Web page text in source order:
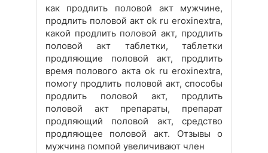
как продлить половой акт мужчине,
продлить половой акт ok ru eroxinextra,
какой продлить половой акт, продлить
половой акт таблетки, таблетки
продляющие половой акт, продлить
время полового акта ok ru eroxinextra,
помогу продлить половой акт, способы
продлить половой акт, продлить
половой акт препараты, препарат
продляющий половой акт, средство
продляющее половой акт. Отзывы о
мужчина помпой увеличивают член